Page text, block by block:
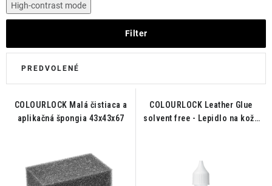
ČISTENIE A ÚDRŽBA LODÍ
ZNAČKY
info@kcshop.sk
+421 918 725 111
Obchodní zástupcovia
Blog
High-contrast mode
Filter
COLOURLOCK Malá čistiaca a
aplikačná špongia 43x43x67
COLOURLOCK Leather Glue
solvent free - Lepidlo na kožu